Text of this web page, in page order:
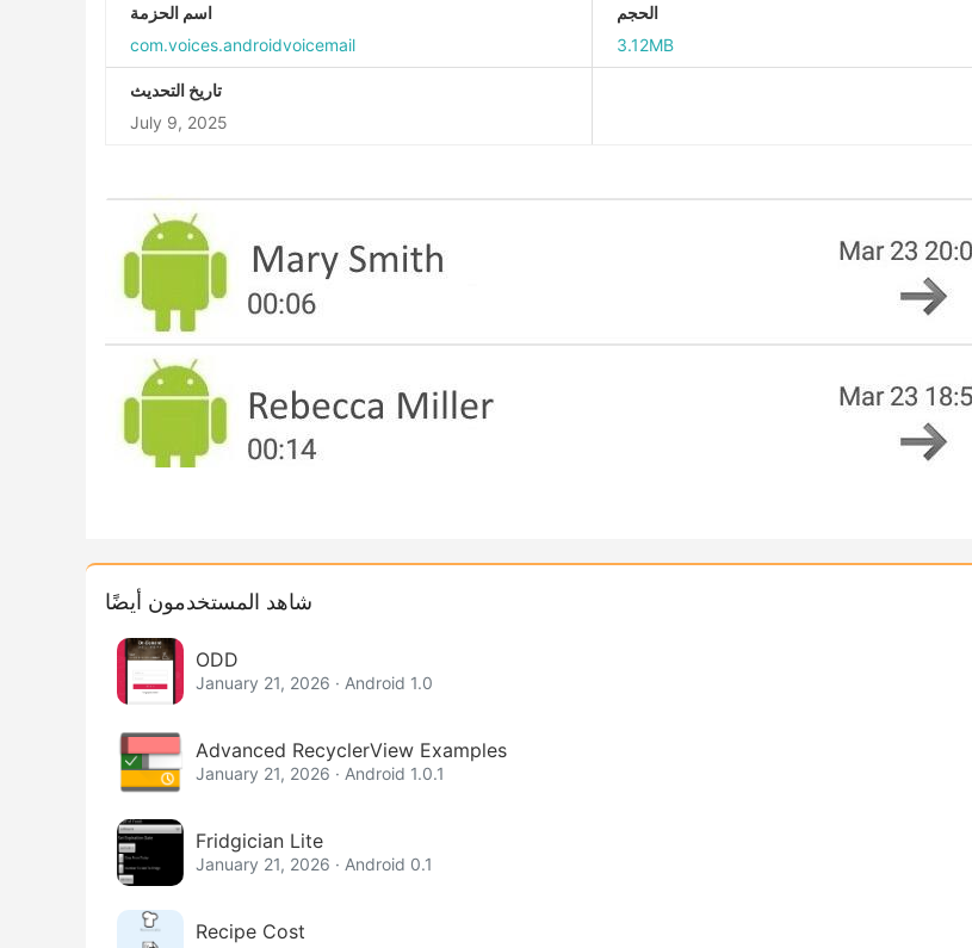
اسم الحزمة
com.voices.androidvoicemail
الحجم
3.12MB
تاريخ التحديث
July 9, 2025
شاهد المستخدمون أيضًا
ODD
January 21, 2026 · Android 1.0
Advanced RecyclerView Examples
January 21, 2026 · Android 1.0.1
Fridgician Lite
January 21, 2026 · Android 0.1
Recipe Cost